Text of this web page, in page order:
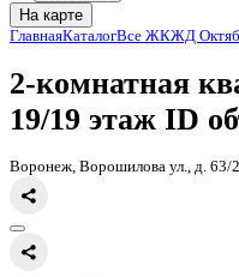
На карте
Главная КаталогВсе ЖКЖД
2-
19/19 этаж